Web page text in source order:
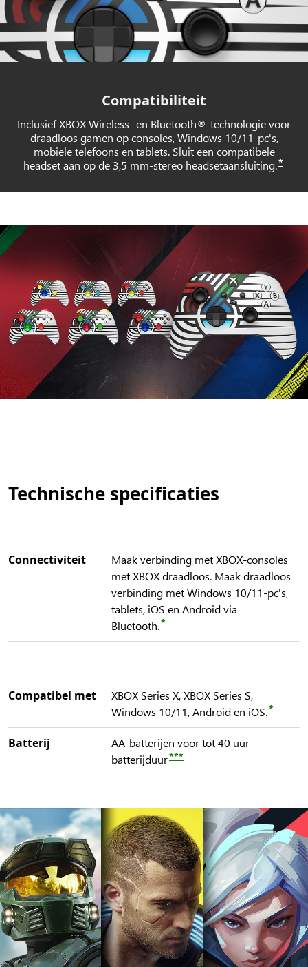
Compatibiliteit
Inclusief XBOX Wireless- en Bluetooth®-technologie voor
draadloos gamen op consoles, Windows 10/11-pc's,
mobiele telefoons en tablets. Sluit een compatibele
headset aan op de 3,5 mm-stereo headsetaansluiting.*
Technische specificaties
Connectiviteit
Maak verbinding met XBOX-consoles
met XBOX draadloos. Maak draadloos
verbinding met Windows 10/11-pc's,
tablets, iOS en Android via
Bluetooth.*
Compatibel met
XBOX Series X, XBOX Series S,
Windows 10/11, Android en iOS.*
Batterij
AA-batterijen voor tot 40 uur
batterijduur***